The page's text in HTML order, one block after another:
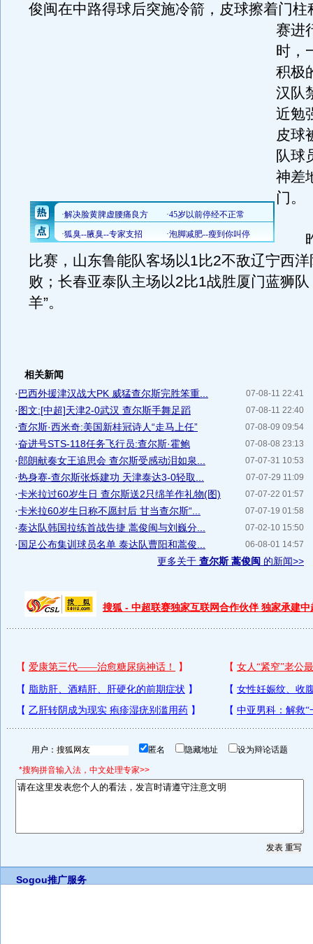
俊闽在中路得球后突施冷箭，皮球擦着门柱
赛进
时，
积极
汉队
近勉
皮球
队球
神差
门。
昨
比赛，山东鲁能队客场以1比2不敌辽宁西
败；长春亚泰队主场以2比1战胜厦门蓝狮队
羊”。
相关新闻
07-08-11 22:41
·巴西外援津汉战大PK 威猛查尔斯完胜笨重...
07-08-11 22:40
·图文:[中超]天津2-0武汉 查尔斯手舞足蹈
07-08-09 09:54
·查尔斯·西米奇:美国新桂冠诗人“走马上任”
07-08-08 23:13
·奋进号STS-118任务飞行员:查尔斯·霍鲍
07-07-31 10:53
·郎朗献奏女王追思会 查尔斯受感动泪如泉...
07-07-29 11:09
·热身赛-查尔斯张烁建功 天津泰达3-0轻取...
07-07-22 01:57
·卡米拉过60岁生日 查尔斯送2只绵羊作礼物(图)
07-07-19 01:58
·卡米拉60岁生日称不愿封后 甘当查尔斯“...
07-02-10 15:50
·泰达队韩国拉练首战告捷 蒿俊闽与刘巍分...
06-08-01 14:57
·国足公布集训球员名单 泰达队曹阳和蒿俊...
更多关于 查尔斯 蒿俊闽 的新闻>>
搜狐 - 中超联赛独家互联网合作伙伴 独家承建中
用户： 匿名 隐藏地址 设为辩论话题
*搜狗拼音输入法，中文处理专家>>
Sogou推广服务